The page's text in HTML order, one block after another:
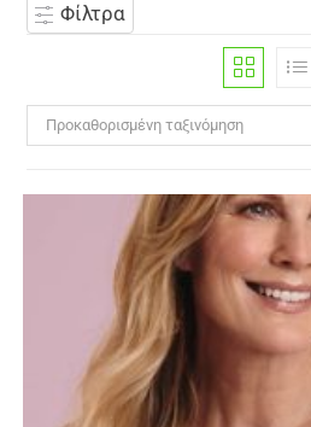
Φίλτρα
Προκαθορισμένη ταξινόμηση